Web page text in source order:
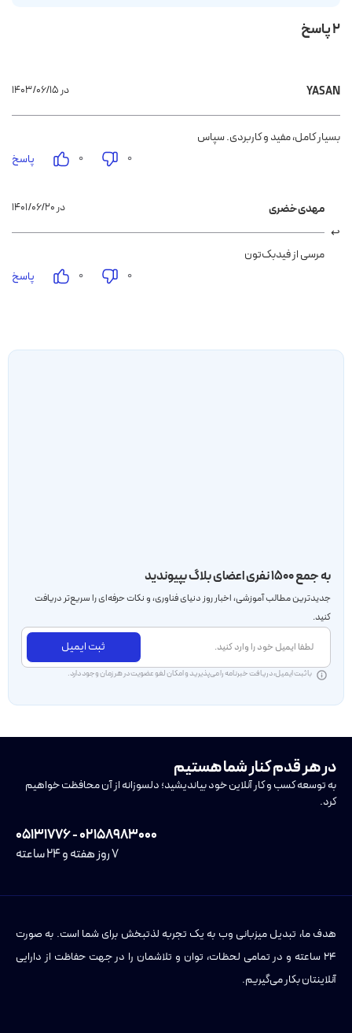
2 پاسخ
YASAN ۱۴۰۳/۰۶/۱۵ در
بسیار کامل، مفید و کاربردی. سپاس
۰
۰ پاسخ
مهدی خضری ۱۴۰۱/۰۶/۲۰ در
مرسی از فیدبک‌تون
۰
۰ پاسخ
به جمع ۱۵۰۰ نفری اعضای بلاگ بپیوندید
جدید‌ترین مطالب آموزشی، اخبار روز دنیای فناوری، و نکات حرفه‌ای را سریع‌تر دریافت
کنید.
ثبت ایمیل
با ثبت ایمیل، دریافت خبرنامه را می‌پذیرید و امکان لغو عضویت در هر زمان وجود دارد.
در هر قدم کنار شما هستیم
به توسعه کسب و کار آنلاین خود بیاندیشید؛ دلسوزانه از آن محافظت خواهیم
کرد.
۰۲۱۵۸۹۸۳۰۰۰ - ۰۵۱۳۱۷۷۶
۷ روز هفته و ۲۴ ساعته
هدف ما، تبدیل میزبانی وب به یک تجربه لذتبخش برای شما است. به صورت
۲۴ ساعته و در تمامی لحظات، توان و تلاشمان را در جهت حفاظت از دارایی
آنلاینتان بکار می‌گیریم.